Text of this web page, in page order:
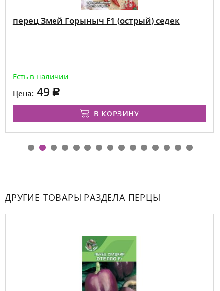
перец Змей Горыныч F1 (острый) седек
Есть в наличии
Цена: 49
В КОРЗИНУ
ДРУГИЕ ТОВАРЫ РАЗДЕЛА ПЕРЦЫ